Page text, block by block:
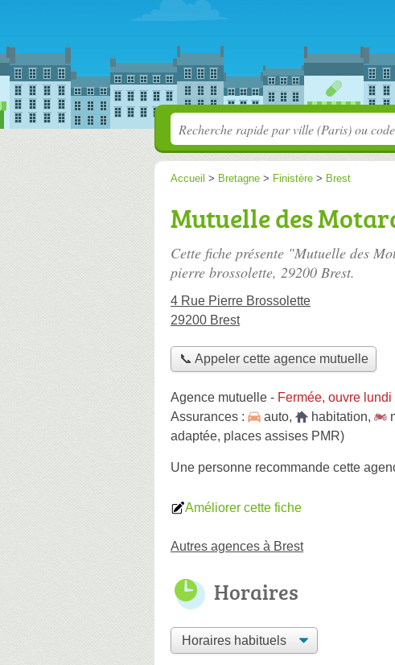
Accueil > Bretagne > Finistère > Brest
Mutuelle des
Cette fiche présente "Mutuelle des
pierre brossolette, 29200 Brest.
4 Rue Pierre Brossolette
29200 Brest
📞 Appeler cette agence mutuelle
Agence mutuelle - Fermée, ouvre
Assurances :
auto, habitation,
adaptée, places assises PMR)
Une personne recommande cette
Améliorer cette fiche
Autres agences à Brest
Horaires